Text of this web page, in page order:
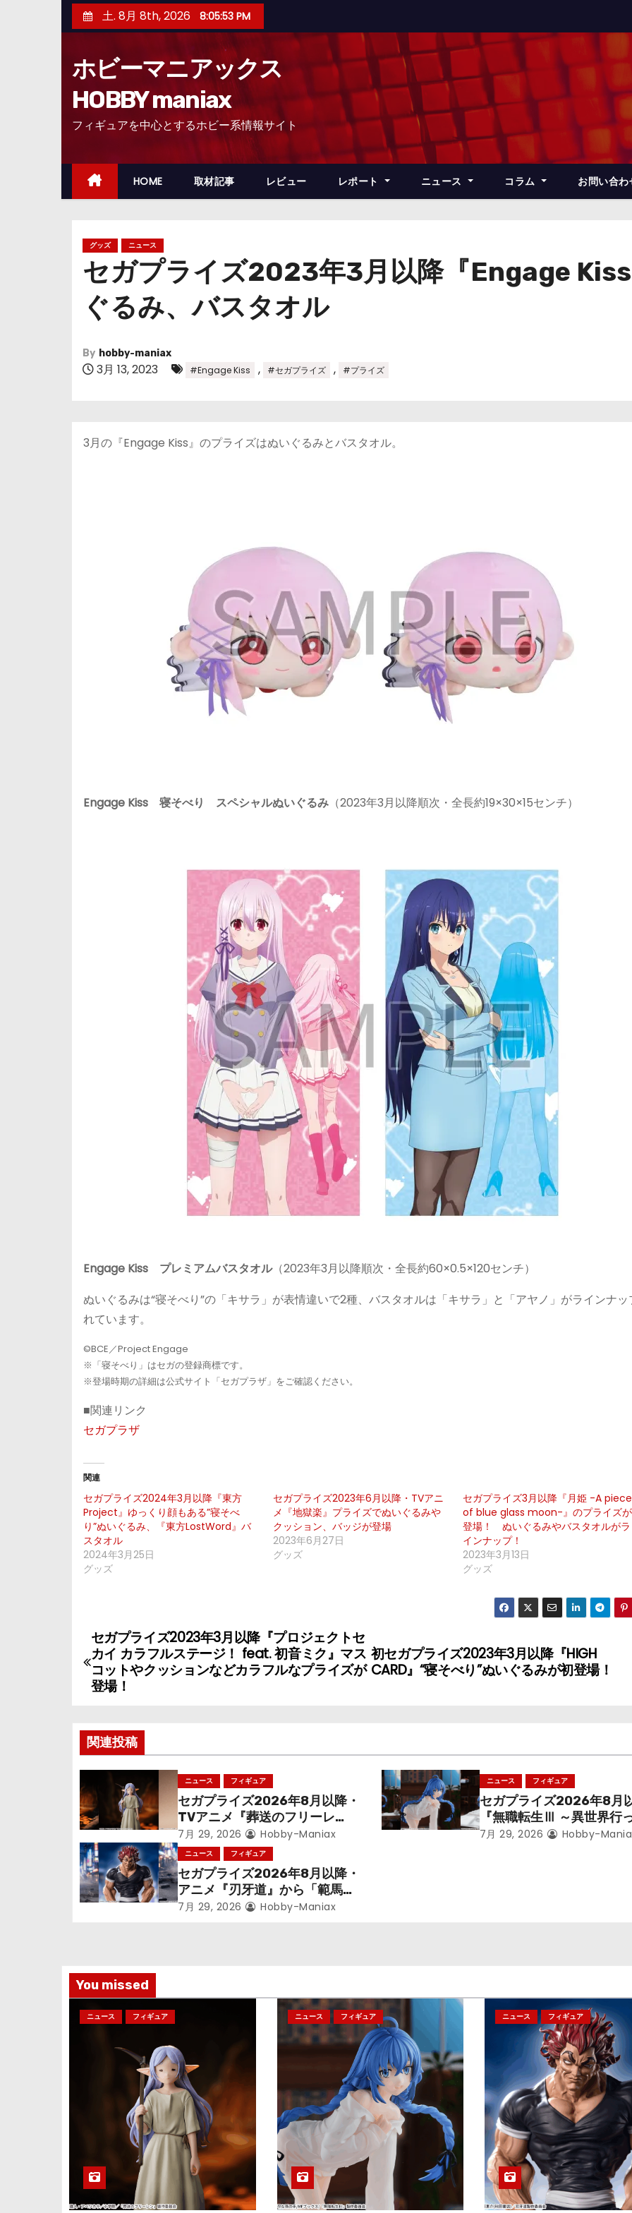
ン
ッ
土. 8月 8th, 2026 8:05:54 PM
ホビーマニアックス
HOBBY maniax
フィギュアを中心とするホビー系情報サイト
HOME 取材記事 レビュー レポート ニュース コラム お問い合わ
グッズ ニュース
セガプライズ2023年3月以降『Engage
ぐるみ、バスタオル
By hobby-maniax
3月 13, 2023 #Engage Kiss , #セガプライズ , #プライズ
3月の『Engage Kiss』のプライズはぬいぐるみとバスタオル。
Engage Kiss 寝そべり スペシャルぬいぐるみ （2023年3月以降順次・全長約19×30×15センチ）
Engage Kiss プレミアムバスタオル（2023年3月以降順次・全長約60×0.5×120センチ）
ぬいぐるみは“寝そべり”の「キサラ」が表情違いで2種、バスタオルは「キサラ」と「アヤノ」がラインナッ
れています。
©BCE／Project Engage
※「寝そべり」はセガの登録商標です。
※登場時期の詳細は公式サイト「セガプラザ」をご確認ください。
■関連リンク
セガプラザ
関連
セガプライズ2024年3月以降『東方
Project』ゆっくり顔もある”寝そべ
り”ぬいぐるみ、『東方LostWord』バ
スタオル
2024年3月25日
グッズ
セガプライズ2023年6月以降・TVアニ
メ『地獄楽』プライズでぬいぐるみや
クッション、バッジが登場
2023年6月27日
グッズ
セガプライズ3月以降『月姫 -A piece
of blue glass moon-』のプライズが
登場！ ぬいぐるみやバスタオルがラ
インナップ！
2023年3月13日
グッズ
投
稿
ビ
ゲ
ー
シ
ョ
ン
初セガプライズ2023年3月以降『HIGH
CARD』“寝そべり”ぬいぐるみが初登場！
セガプライズ2023年3月以降『プロジェクトセ
カイ カラフルステージ！ feat. 初音ミク』マス
コットやクッションなどカラフルなプライズが
登場！
関連投稿
ニュース フィギュア
セガプライズ2026年8月以降・
TVアニメ『葬送のフリーレ
ン』鉱山で300年働くことにな
っっちゃった「フリーレン」を
立体化！
7月 29, 2026 Hobby-Maniax
ニュース フィギュア
セガプライズ2026年8月
『無職転生Ⅲ ～異世界行
本気だす～』から「ロキシ
7月 29, 2026 Hobby-
ニュース フィギュア
セガプライズ2026年8月以降・
アニメ『刃牙道』から「範馬勇
次郎」が登場ッッ!!
7月 29, 2026 Hobby-Maniax
You missed
ニュース フィギュア ニュース フィギュア ニュース フィギュア